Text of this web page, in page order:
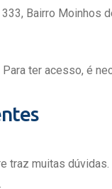
333, Bairro Moinhos
Para ter acesso, é
traz muitas